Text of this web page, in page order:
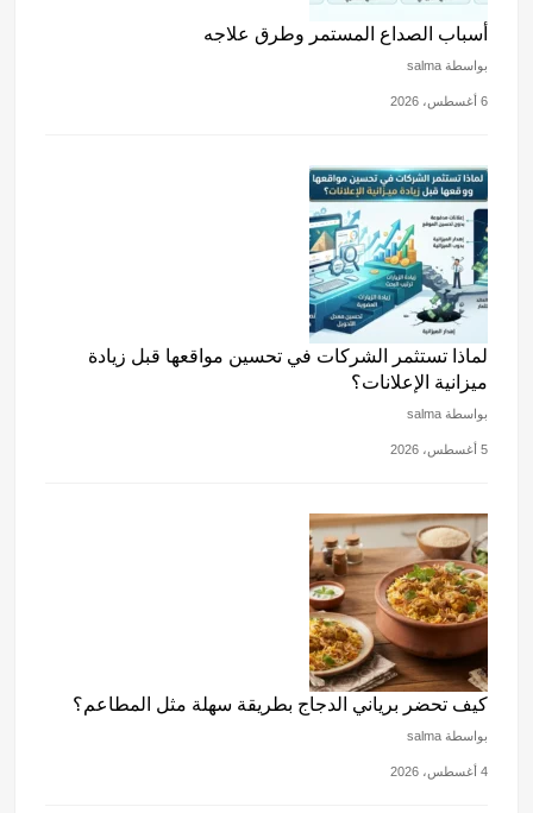
أسباب الصداع المستمر وطرق علاجه
بواسطة salma
6 أغسطس، 2026
لماذا تستثمر الشركات في تحسين مواقعها قبل زيادة
ميزانية الإعلانات؟
بواسطة salma
5 أغسطس، 2026
كيف تحضر برياني الدجاج بطريقة سهلة مثل المطاعم؟
بواسطة salma
4 أغسطس، 2026